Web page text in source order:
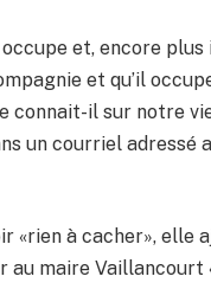
occupe et, encore
et qu’il
connait-il sur notre
un courriel adressé
«rien à cacher», elle
au maire Vaillancourt